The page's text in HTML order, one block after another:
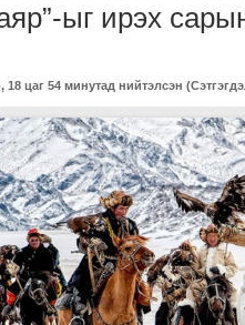
ыг ирэх
цаг 54 минутад нийтэлсэн (